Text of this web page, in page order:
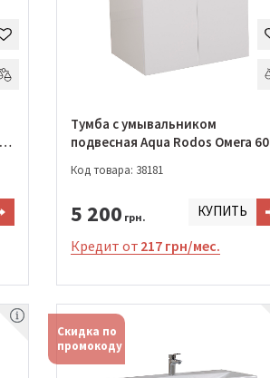
Тумба с умывальником
подвесная Aqua Rodos Омега 60
(ОР0002547)
Код товара: 38181
5 200 грн. КУПИТЬ
Кредит от 217 грн/мес.
Скидка по
промокоду